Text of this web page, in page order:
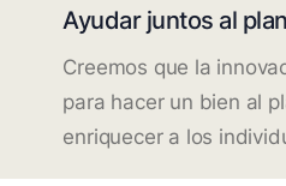
Ayudar juntos al
Creemos que la
para hacer un bien al
enriquecer a los